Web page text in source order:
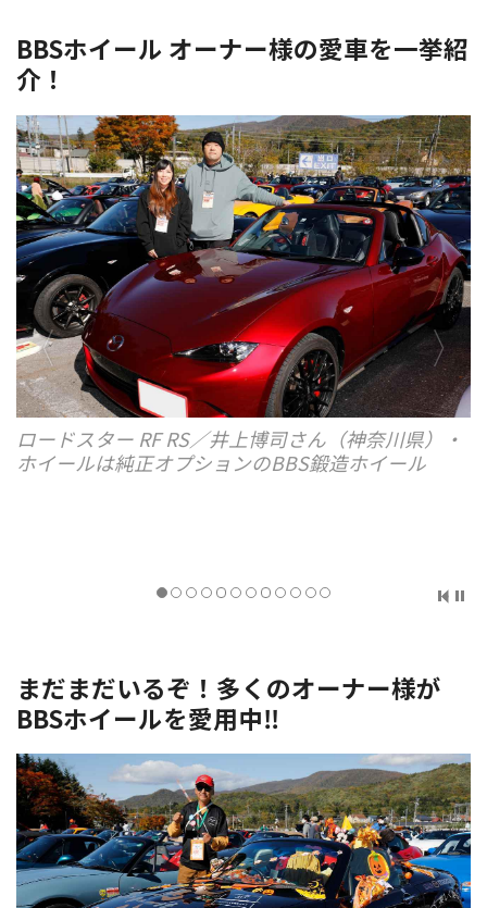
BBSホイール オーナー様の愛車を一挙紹
介！
ロードスター RF RS／井上博司さん（神奈川県）・
ホイールは純正オプションのBBS鍛造ホイール
まだまだいるぞ！多くのオーナー様が
BBSホイールを愛用中‼︎